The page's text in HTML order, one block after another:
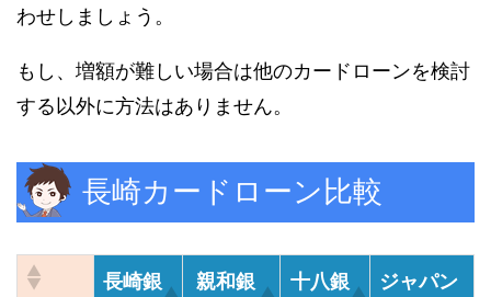
わせしましょう。
もし、増額が難しい場合は他のカードローンを検討
する以外に方法はありません。
長崎カードローン比較
長崎銀
親和銀
十八銀
ジャパン